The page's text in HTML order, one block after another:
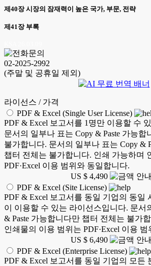
제40장 시장의 잠재력이 높은 국가, 부문, 전략
제41장 부록
02-2025-2992
(주말 및 공휴일 제외)
라이선스 / 가격
PDF & Excel (Single User License)
PDF & Excel 보고서를 1명만 이용할 수
문서의 일부나 표는 Copy & Paste 가능합
불가합니다. 문서의 일부나 표는 Copy &
챕터 전체는 불가합니다. 인쇄 가능하며
PDF·Excel 이용 범위와 동일합니다.
US $ 4,490
PDF & Excel (Site License)
PDF & Excel 보고서를 동일 기업의 동일
이 이용할 수 있는 라이선스입니다. 문서
& Paste 가능합니다만 챕터 전체는 불가
인쇄물의 이용 범위는 PDF·Excel 이용
US $ 6,490
PDF & Excel (Enterprise License)
PDF & Excel 보고서를 동일 기업의 모든